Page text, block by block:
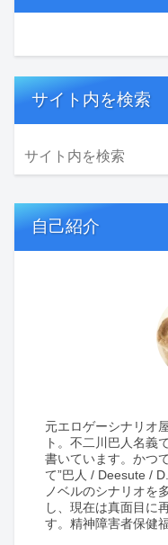
サイト内を検索
自己紹介
元エロゲーシナリオ
ト。不二川巴人名義
書いています。かつ
て”巴人 / Deesute /
ノベルのシナリオを
し、現在は真面目に
す。精神障害者保健